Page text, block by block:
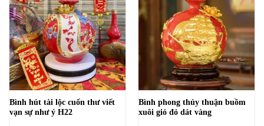
Bình hút tài lộc cuốn thư viết
vạn sự như ý H22
Bình phong thủy thuận buồm
xuôi gió đỏ dát vàng